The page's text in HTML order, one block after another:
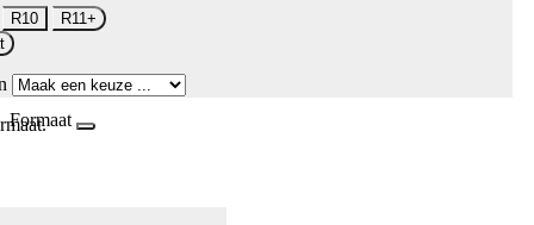
R10
R11+
Formaat